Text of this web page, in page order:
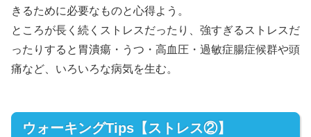
きるために必要なものと心得よう。
ところが長く続くストレスだったり、強すぎるストレスだ
ったりすると胃潰瘍・うつ・高血圧・過敏症腸症候群や頭
痛など、いろいろな病気を生む。
ウォーキングTips【ストレス②】